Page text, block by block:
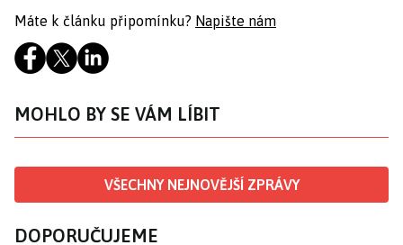
Máte k článku připomínku? Napište nám
MOHLO BY SE VÁM LÍBIT
VŠECHNY NEJNOVĚJŠÍ ZPRÁVY
DOPORUČUJEME